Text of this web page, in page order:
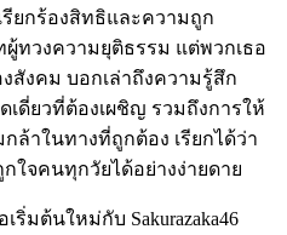
ยกร้องสิทธิและความถูก
ผู้ทวงความยุติธรรม แต่พวกเธอ
สังคม บอกเล่าถึงความรู้สึก
ดี่ยวที่ต้องเผชิญ รวมถึงการให้
ล้าในทางที่ถูกต้อง เรียกได้ว่า
ใจคนทุกวัยได้อย่างง่ายดาย